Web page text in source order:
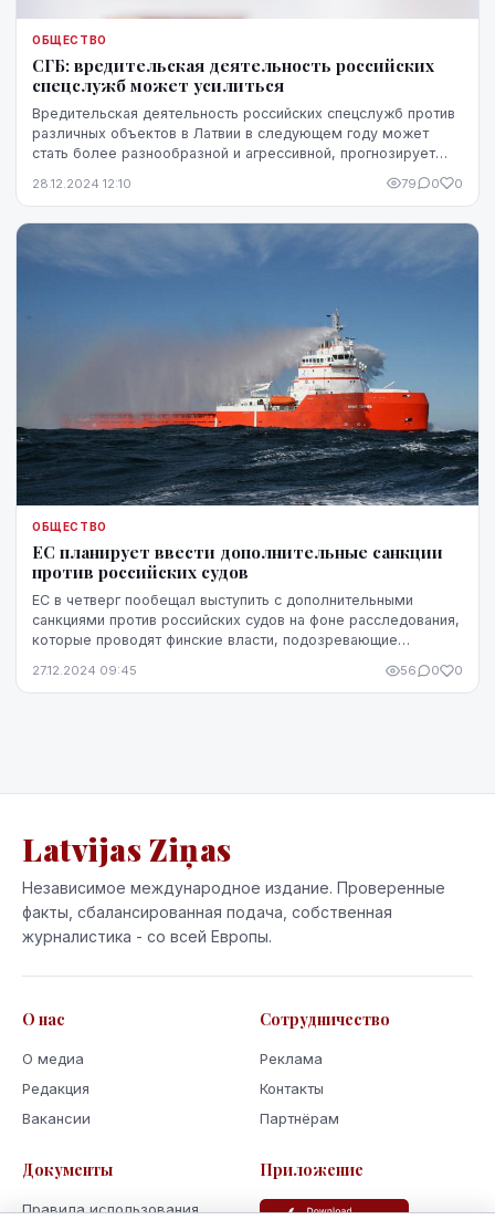
ОБЩЕСТВО
СГБ: вредительская деятельность российских
спецслужб может усилиться
Вредительская деятельность российских спецслужб против
различных объектов в Латвии в следующем году может
стать более разнообразной и агрессивной, прогнозирует
28.12.2024 12:10 79 0 0
ОБЩЕСТВО
ЕС планирует ввести дополнительные санкции
против российских судов
ЕС в четверг пообещал выступить с дополнительными
санкциями против российских судов на фоне расследования,
которые проводят финские власти, подозревающие
27.12.2024 09:45 56 0 0
Latvijas Ziņas
Независимое международное издание. Проверенные
факты, сбалансированная подача, собственная
журналистика - со всей Европы.
О нас
О медиа
Редакция
Вакансии
Сотрудничество
Реклама
Контакты
Партнёрам
Документы
Правила использования
Приложение